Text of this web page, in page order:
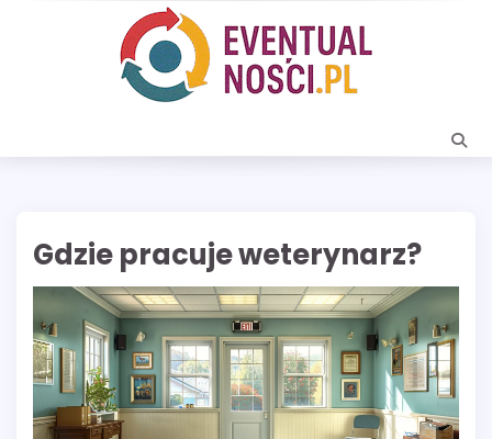
Gdzie pracuje weterynarz?